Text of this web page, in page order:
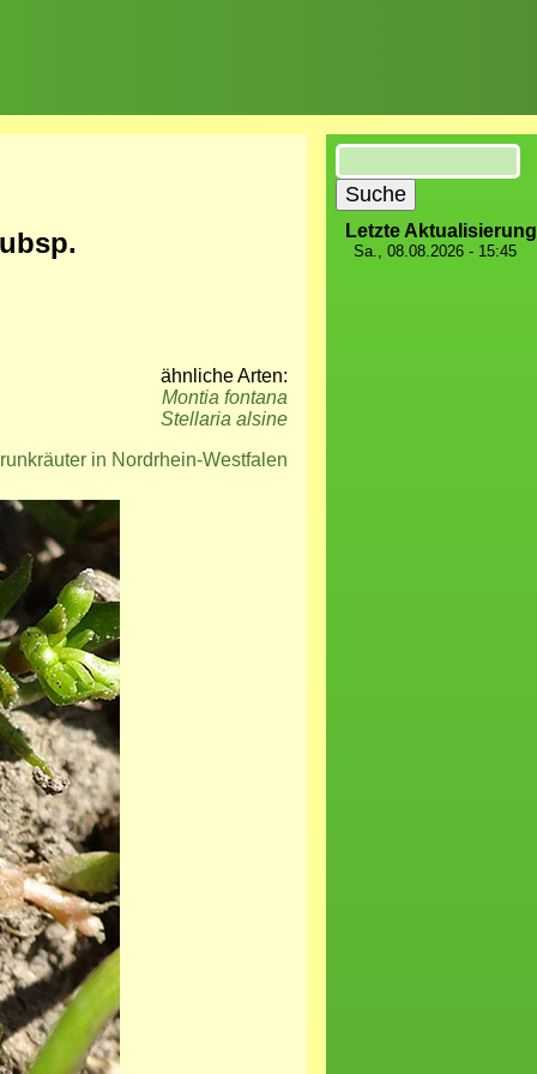
ähnliche Arten:
Montia fontana
Stellaria alsine
in Nordrhein-Westfalen
Suche
Letzte Aktualisierung
Sa., 08.08.2026 - 15:45